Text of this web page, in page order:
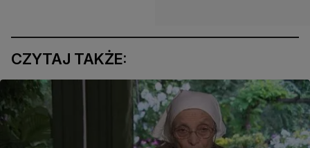
CZYTAJ TAKŻE: